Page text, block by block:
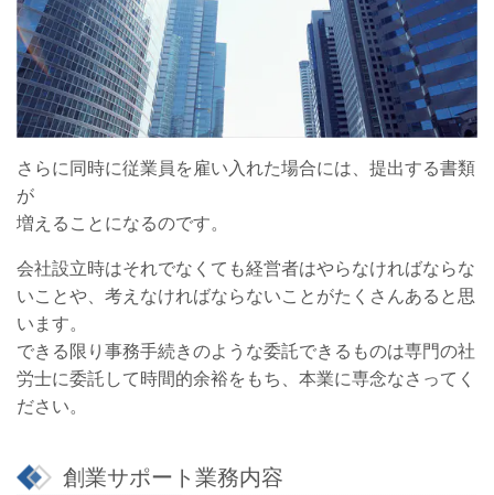
さらに同時に従業員を雇い入れた場合には、提出する書類
が
増えることになるのです。
会社設立時はそれでなくても経営者はやらなければならな
いことや、考えなければならないことがたくさんあると思
います。
できる限り事務手続きのような委託できるものは専門の社
労士に委託して時間的余裕をもち、本業に専念なさってく
ださい。
創業サポート業務内容